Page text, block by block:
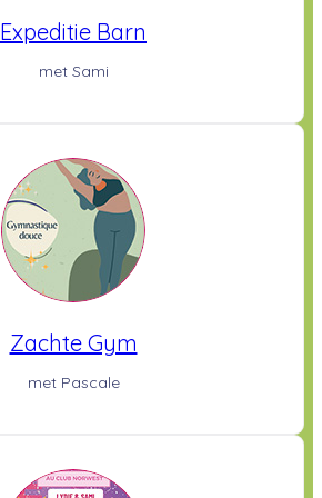
Expeditie Barn
met Sami
Zachte Gym
met Pascale